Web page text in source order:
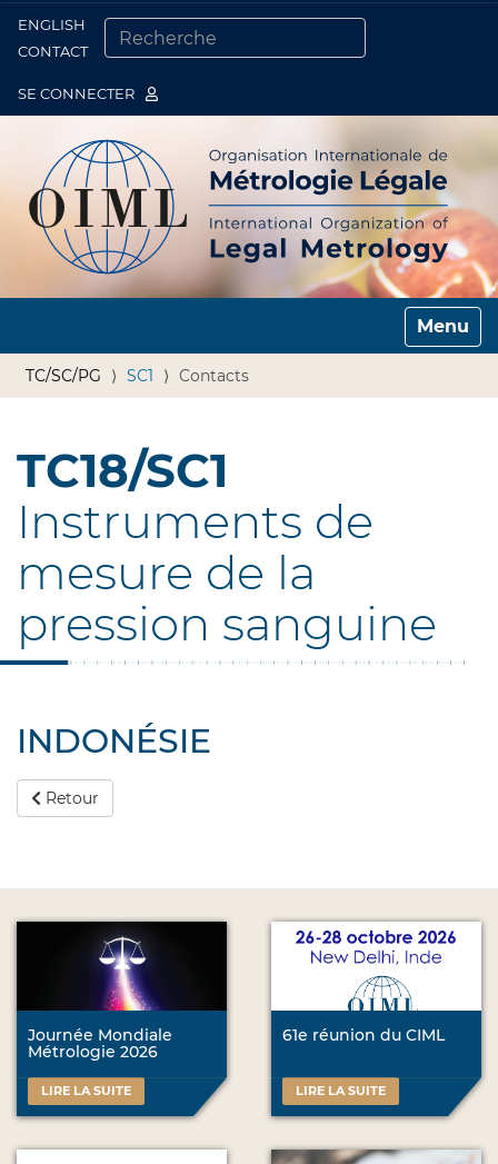
ENGLISH
CONTACT
SE CONNECTER
Toggle
TC/SC/PG SC1 Contacts
TC18/SC1
Instruments de
mesure de la
pression sanguine
INDONÉSIE
Retour
Journée Mondiale
Métrologie 2026
LIRE LA SUITE
61e réunion du CIML
LIRE LA SUITE